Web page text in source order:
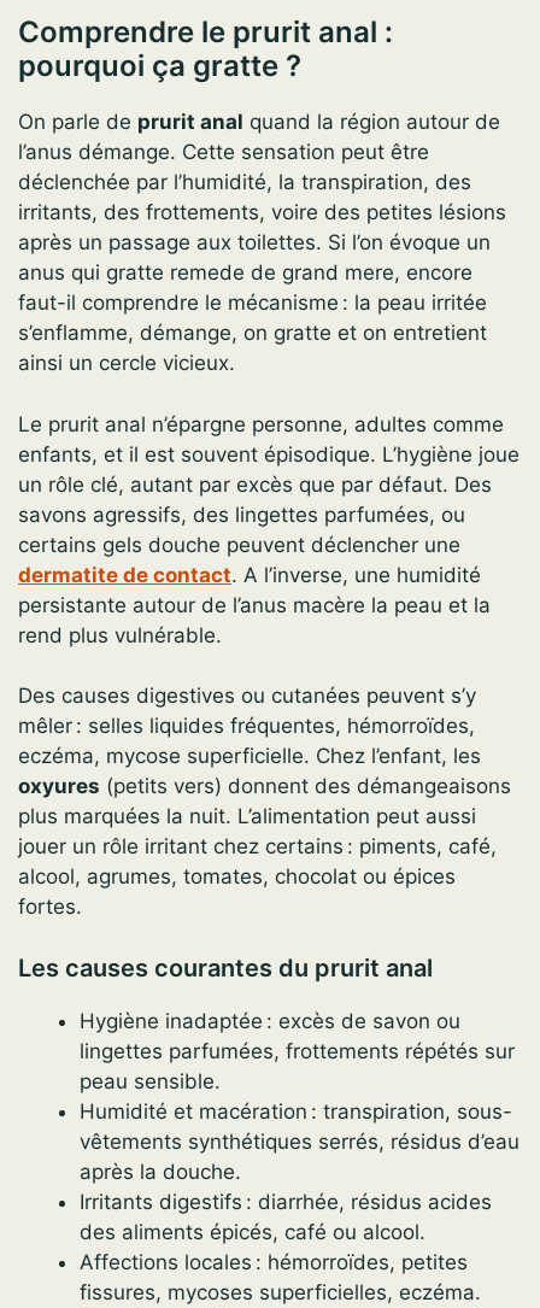
Comprendre le prurit anal :
pourquoi ça gratte ?
On parle de prurit anal quand la région autour de
l’anus démange. Cette sensation peut être
déclenchée par l’humidité, la transpiration, des
irritants, des frottements, voire des petites lésions
après un passage aux toilettes. Si l’on évoque un
anus qui gratte remede de grand mere, encore
faut-il comprendre le mécanisme : la peau irritée
s’enflamme, démange, on gratte et on entretient
ainsi un cercle vicieux.
Le prurit anal n’épargne personne, adultes comme
enfants, et il est souvent épisodique. L’hygiène joue
un rôle clé, autant par excès que par défaut. Des
savons agressifs, des lingettes parfumées, ou
certains gels douche peuvent déclencher une
dermatite de contact. A l’inverse, une humidité
persistante autour de l’anus macère la peau et la
rend plus vulnérable.
Des causes digestives ou cutanées peuvent s’y
mêler : selles liquides fréquentes, hémorroïdes,
eczéma, mycose superficielle. Chez l’enfant, les
oxyures (petits vers) donnent des démangeaisons
plus marquées la nuit. L’alimentation peut aussi
jouer un rôle irritant chez certains : piments, café,
alcool, agrumes, tomates, chocolat ou épices
fortes.
Les causes courantes du prurit anal
Hygiène inadaptée : excès de savon ou
lingettes parfumées, frottements répétés sur
peau sensible.
Humidité et macération : transpiration, sous-
vêtements synthétiques serrés, résidus d’eau
après la douche.
Irritants digestifs : diarrhée, résidus acides
des aliments épicés, café ou alcool.
Affections locales : hémorroïdes, petites
fissures, mycoses superficielles, eczéma.